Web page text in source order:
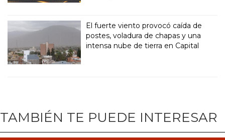
El fuerte viento provocó caída de
postes, voladura de chapas y una
intensa nube de tierra en Capital
TAMBIÉN TE PUEDE INTERESAR